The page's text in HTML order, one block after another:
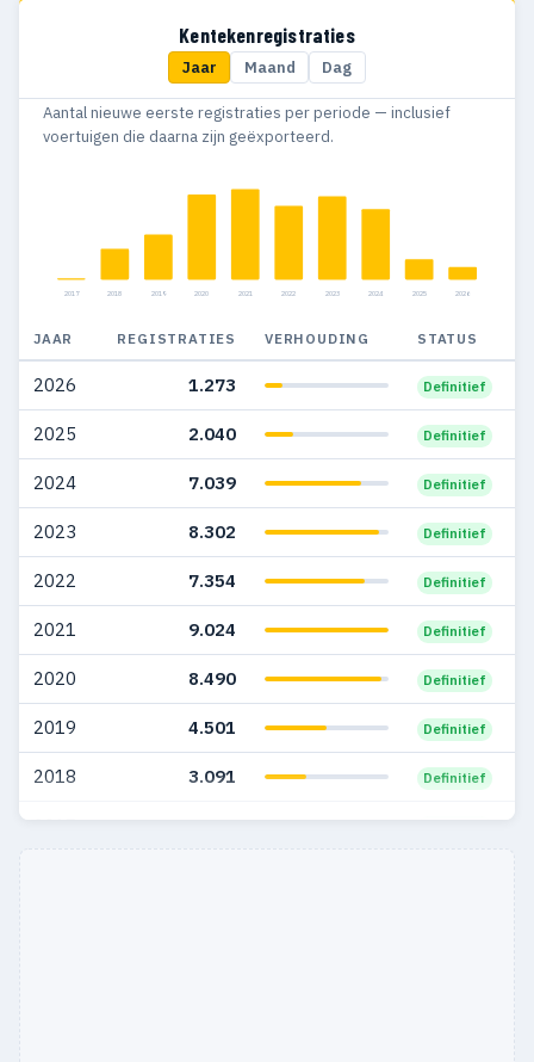
Kentekenregistraties
Jaar Maand Dag
Aantal nieuwe eerste registraties per periode — inclusief
voertuigen die daarna zijn geëxporteerd.
2017 2018 2019 2020 2021 2022 2023 2024 2025 2026
JAAR REGISTRATIES VERHOUDING STATUS
2026 1.273 Definitief
2025 2.040 Definitief
2024 7.039 Definitief
2023 8.302 Definitief
2022 7.354 Definitief
2021 9.024 Definitief
2020 8.490 Definitief
2019 4.501 Definitief
2018 3.091 Definitief
2017 3